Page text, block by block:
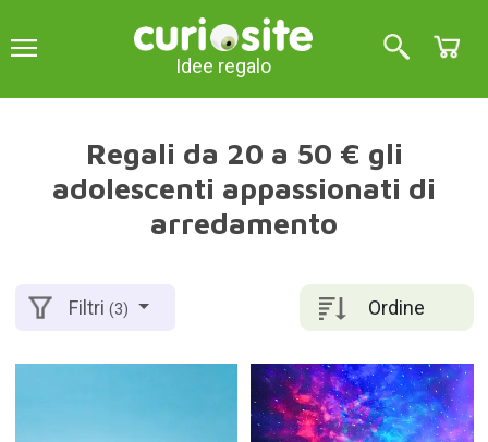
Idee regalo
Regali da 20 a 50 € gli
adolescenti appassionati di
arredamento
Ordine
Filtri(3)